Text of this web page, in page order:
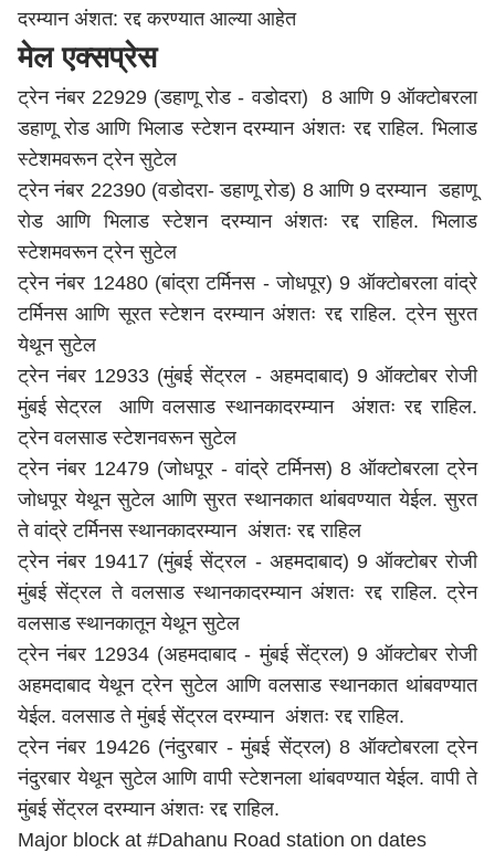
दरम्यान अंशत: रद्द करण्यात आल्या आहेत
मेल एक्सप्रेस
ट्रेन नंबर 22929 (डहाणू रोड - वडोदरा) 8 आणि 9 ऑक्टोबरला
डहाणू रोड आणि भिलाड स्टेशन दरम्यान अंशतः रद्द राहिल. भिलाड
स्टेशमवरून ट्रेन सुटेल
ट्रेन नंबर 22390 (वडोदरा- डहाणू रोड) 8 आणि 9 दरम्यान डहाणू
रोड आणि भिलाड स्टेशन दरम्यान अंशतः रद्द राहिल. भिलाड
स्टेशमवरून ट्रेन सुटेल
ट्रेन नंबर 12480 (बांद्रा टर्मिनस - जोधपूर) 9 ऑक्टोबरला वांद्रे
टर्मिनस आणि सूरत स्टेशन दरम्यान अंशतः रद्द राहिल. ट्रेन सुरत
येथून सुटेल
ट्रेन नंबर 12933 (मुंबई सेंट्रल - अहमदाबाद) 9 ऑक्टोबर रोजी
मुंबई सेट्रल आणि वलसाड स्थानकादरम्यान अंशतः रद्द राहिल.
ट्रेन वलसाड स्टेशनवरून सुटेल
ट्रेन नंबर 12479 (जोधपूर - वांद्रे टर्मिनस) 8 ऑक्टोबरला ट्रेन
जोधपूर येथून सुटेल आणि सुरत स्थानकात थांबवण्यात येईल. सुरत
ते वांद्रे टर्मिनस स्थानकादरम्यान अंशतः रद्द राहिल
ट्रेन नंबर 19417 (मुंबई सेंट्रल - अहमदाबाद) 9 ऑक्टोबर रोजी
मुंबई सेंट्रल ते वलसाड स्थानकादरम्यान अंशतः रद्द राहिल. ट्रेन
वलसाड स्थानकातून येथून सुटेल
ट्रेन नंबर 12934 (अहमदाबाद - मुंबई सेंट्रल) 9 ऑक्टोबर रोजी
अहमदाबाद येथून ट्रेन सुटेल आणि वलसाड स्थानकात थांबवण्यात
येईल. वलसाड ते मुंबई सेंट्रल दरम्यान अंशतः रद्द राहिल.
ट्रेन नंबर 19426 (नंदुरबार - मुंबई सेंट्रल) 8 ऑक्टोबरला ट्रेन
नंदुरबार येथून सुटेल आणि वापी स्टेशनला थांबवण्यात येईल. वापी ते
मुंबई सेंट्रल दरम्यान अंशतः रद्द राहिल.
Major block at #Dahanu Road station on dates